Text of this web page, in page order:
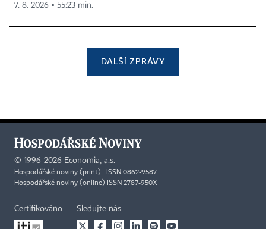
7. 8. 2026 ▪ 55:23 min.
DALŠÍ ZPRÁVY
© 1996-2026 Economia, a.s.
Hospodářské noviny (print) ISSN 0862-9587
Hospodářské noviny (online) ISSN 2787-950X
Certifikováno Sledujte nás